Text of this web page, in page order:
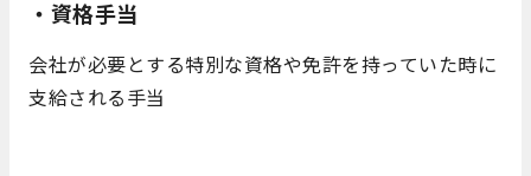
・資格手当
会社が必要とする特別な資格や免許を持っていた時に
支給される手当